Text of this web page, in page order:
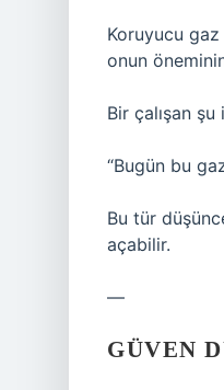
Koruyucu
onun
Bir çalışan
“Bugün bu
Bu tür
açabilir.
—
GÜVEN